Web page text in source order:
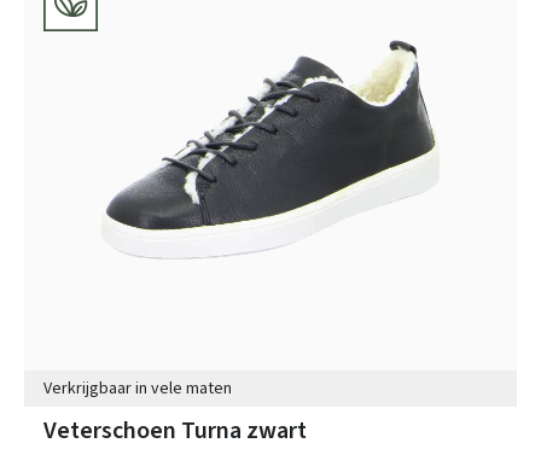
Verkrijgbaar in vele maten
Veterschoen Turna zwart